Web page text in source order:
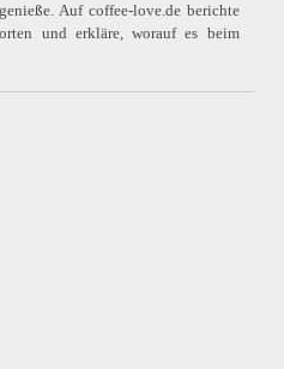
Auf coffee-love.de berichte
und erkläre, worauf es beim